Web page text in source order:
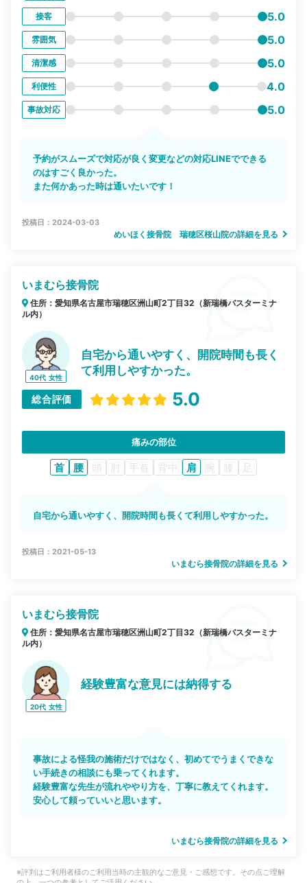
接客 5.0
雰囲気 5.0
清潔感 5.0
利便性 4.0
事故対応 5.0
予約がスムーズで対応が良く変更などの対応LINEでできる
のはすごく良かった。
また何かあった時は通いたいです！
投稿日：2024-03-03
めいほく接骨院 瑞穂区桜山院の詳細を見る
いまむら接骨院
住所：愛知県名古屋市瑞穂区洲山町2丁目32（新瑞橋バスターミナ
ル内）
40代 女性
自宅から通いやすく、開院時間も長く
て利用しやすかった。
総合評価 5.0
痛みの部位
首 腰 頭 肘 手首 背中 肩 腕 膝 足
自宅から通いやすく、開院時間も長くて利用しやすかった。
投稿日：2021-05-13
いまむら接骨院の詳細を見る
いまむら接骨院
住所：愛知県名古屋市瑞穂区洲山町2丁目32（新瑞橋バスターミナ
ル内）
20代 女性
経験豊富な意見には納得する
事故による怪我の施術だけではなく、初めてでうまくできな
い手続きの相談にも乗ってくれます。
経験豊富な先生が流れややり方を、丁寧に教えてくれます。
安心して頼っていいと思います。
いまむら接骨院の詳細を見る
※評判はご利用者様のご利用当時の主観的なご意見・ご感想です。その点ご理解